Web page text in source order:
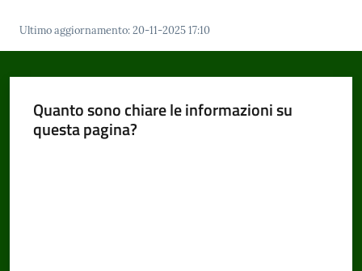
Tutti
Ultimo aggiornamento:20-11-2025 17:10
Quanto sono chiare le informazioni su
questa pagina?